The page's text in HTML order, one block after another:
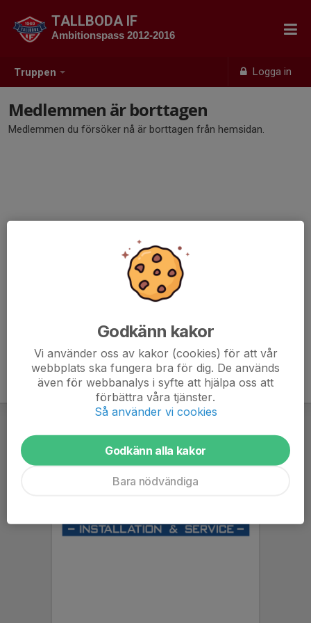
Truppen Logga in
TALLBODA IF
Ambitionspass 2012-2016
Medlemmen är borttagen
Medlemmen du försöker nå är borttagen från hemsidan.
Godkänn kakor
Vi använder oss av kakor (cookies) för att vår
webbplats ska fungera bra för dig. De används
även för webbanalys i syfte att hjälpa oss att
förbättra våra tjänster.
Så använder vi cookies
Godkänn alla kakor
Bara nödvändiga